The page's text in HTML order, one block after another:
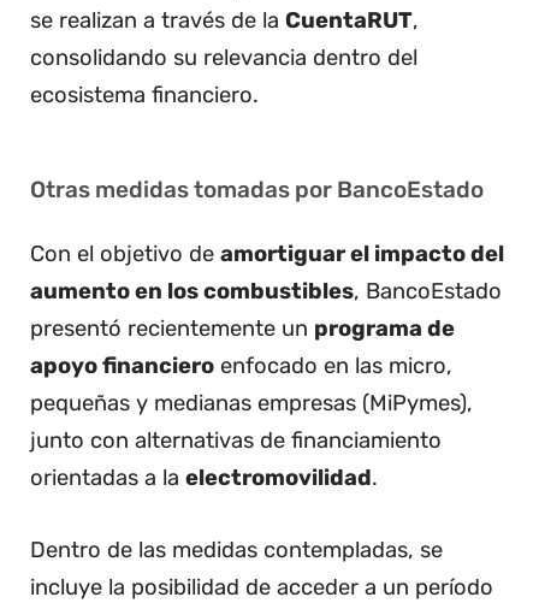
se realizan a través de la CuentaRUT,
consolidando su relevancia dentro del
ecosistema financiero.
Otras medidas tomadas por BancoEstado
Con el objetivo de amortiguar el impacto del
aumento en los combustibles, BancoEstado
presentó recientemente un programa de
apoyo financiero enfocado en las micro,
pequeñas y medianas empresas (MiPymes),
junto con alternativas de financiamiento
orientadas a la electromovilidad.
Dentro de las medidas contempladas, se
incluye la posibilidad de acceder a un período